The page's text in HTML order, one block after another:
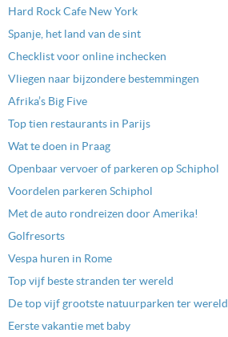
Hard Rock Cafe New York
Spanje, het land van de sint
Checklist voor online inchecken
Vliegen naar bijzondere bestemmingen
Afrika’s Big Five
Top tien restaurants in Parijs
Wat te doen in Praag
Openbaar vervoer of parkeren op Schiphol
Voordelen parkeren Schiphol
Met de auto rondreizen door Amerika!
Golfresorts
Vespa huren in Rome
Top vijf beste stranden ter wereld
De top vijf grootste natuurparken ter wereld
Eerste vakantie met baby